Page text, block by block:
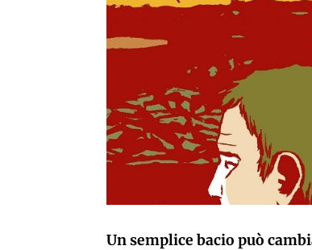
Un semplice bacio può